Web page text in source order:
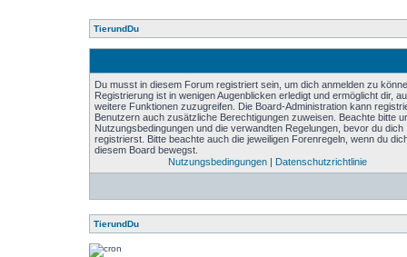
TierundDu
Du musst in diesem Forum registriert sein, um dich anmelden zu
Registrierung ist in wenigen Augenblicken erledigt und ermöglicht dir,
weitere Funktionen zuzugreifen. Die Board-Administration kann
Benutzern auch zusätzliche Berechtigungen zuweisen. Beachte bitte
Nutzungsbedingungen und die verwandten Regelungen, bevor du dich
registrierst. Bitte beachte auch die jeweiligen Forenregeln, wenn du
diesem Board bewegst.
Nutzungsbedingungen| Datenschutzrichtlinie
TierundDu